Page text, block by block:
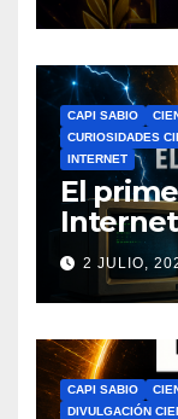
CAPI SABIO
CURIOSIDADES
INTERNET
El
historia
cambió
2 JULIO,
CAPI SABIO
DIVULGACIÓN